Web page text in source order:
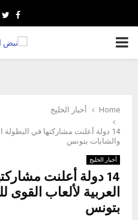
PRIMARY
Home أخبار الخليج
14 دولة أعلنت مشاركتها في البطولة
والشابات بتونس
أخبار الخليج
14 دولة أعلنت
العربية لألعاب
بتونس